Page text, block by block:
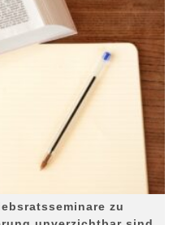
zu